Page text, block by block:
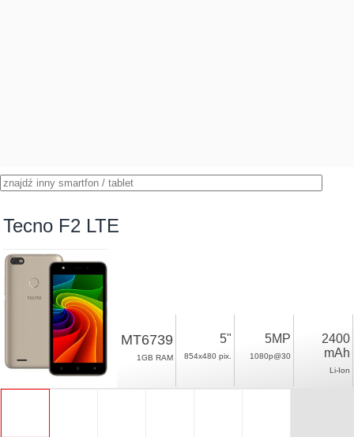
Tecno F2 LTE
MT6739
1GB RAM
5"
854x480 pix.
5MP
1080p@30
2400
mAh
Li-Ion